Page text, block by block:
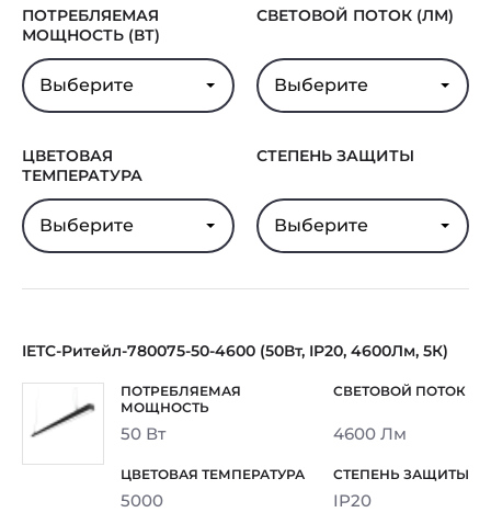
ПОТРЕБЛЯЕМАЯ
МОЩНОСТЬ (ВТ)
Выберите
СВЕТОВОЙ ПОТОК (ЛМ)
Выберите
ЦВЕТОВАЯ
ТЕМПЕРАТУРА
Выберите
СТЕПЕНЬ ЗАЩИТЫ
Выберите
IETC-Ритейл-780075-50-4600 (50Вт, IP20, 4600Лм, 5К)
50 Вт 4600 Лм
5000 IP20